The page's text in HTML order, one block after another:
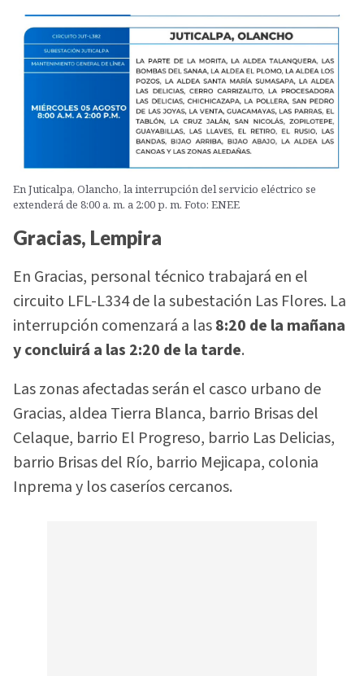
En Juticalpa, Olancho, la interrupción del servicio eléctrico se
extenderá de 8:00 a. m. a 2:00 p. m. Foto: ENEE
Gracias, Lempira
En Gracias, personal técnico trabajará en el
circuito LFL-L334 de la subestación Las Flores. La
interrupción comenzará a las8:20 de la mañana
y concluirá a las 2:20 de la tarde.
Las zonas afectadas serán el casco urbano de
Gracias, aldea Tierra Blanca, barrio Brisas del
Celaque, barrio El Progreso, barrio Las Delicias,
barrio Brisas del Río, barrio Mejicapa, colonia
Inprema y los caseríos cercanos.